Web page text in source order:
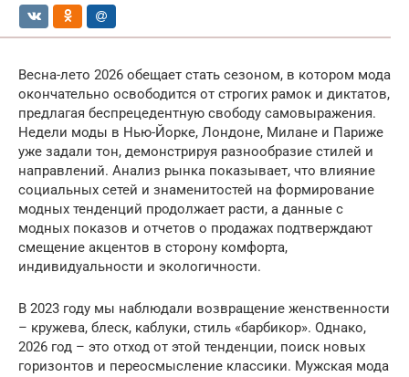
Весна-лето 2026 обещает стать сезоном, в котором мода
окончательно освободится от строгих рамок и диктатов,
предлагая беспрецедентную свободу самовыражения.
Недели моды в Нью-Йорке, Лондоне, Милане и Париже
уже задали тон, демонстрируя разнообразие стилей и
направлений. Анализ рынка показывает, что влияние
социальных сетей и знаменитостей на формирование
модных тенденций продолжает расти, а данные с
модных показов и отчетов о продажах подтверждают
смещение акцентов в сторону комфорта,
индивидуальности и экологичности.
В 2023 году мы наблюдали возвращение женственности
– кружева, блеск, каблуки, стиль «барбикор». Однако,
2026 год – это отход от этой тенденции, поиск новых
горизонтов и переосмысление классики. Мужская мода